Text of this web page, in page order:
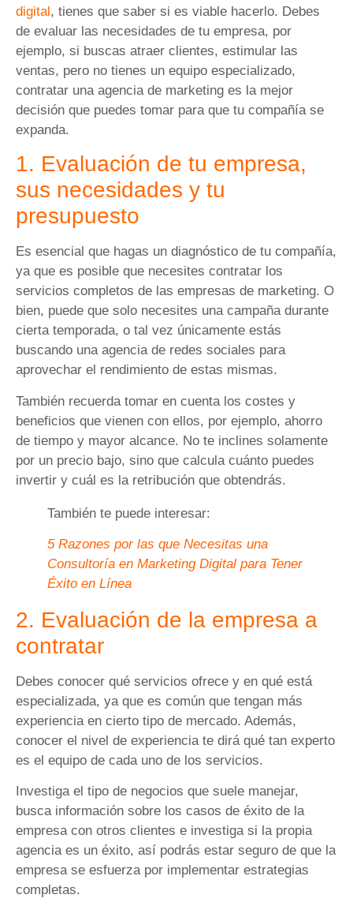
digital, tienes que saber si es viable hacerlo. Debes
de evaluar las necesidades de tu empresa, por
ejemplo, si buscas atraer clientes, estimular las
ventas, pero no tienes un equipo especializado,
contratar una agencia de marketing es la mejor
decisión que puedes tomar para que tu compañía se
expanda.
1. Evaluación de tu empresa,
sus necesidades y tu
presupuesto
Es esencial que hagas un diagnóstico de tu compañía,
ya que es posible que necesites contratar los
servicios completos de las empresas de marketing. O
bien, puede que solo necesites una campaña durante
cierta temporada, o tal vez únicamente estás
buscando una agencia de redes sociales para
aprovechar el rendimiento de estas mismas.
También recuerda tomar en cuenta los costes y
beneficios que vienen con ellos, por ejemplo, ahorro
de tiempo y mayor alcance. No te inclines solamente
por un precio bajo, sino que calcula cuánto puedes
invertir y cuál es la retribución que obtendrás.
También te puede interesar:
5 Razones por las que Necesitas una
Consultoría en Marketing Digital para Tener
Éxito en Línea
2. Evaluación de la empresa a
contratar
Debes conocer qué servicios ofrece y en qué está
especializada, ya que es común que tengan más
experiencia en cierto tipo de mercado. Además,
conocer el nivel de experiencia te dirá qué tan experto
es el equipo de cada uno de los servicios.
Investiga el tipo de negocios que suele manejar,
busca información sobre los casos de éxito de la
empresa con otros clientes e investiga si la propia
agencia es un éxito, así podrás estar seguro de que la
empresa se esfuerza por implementar estrategias
completas.